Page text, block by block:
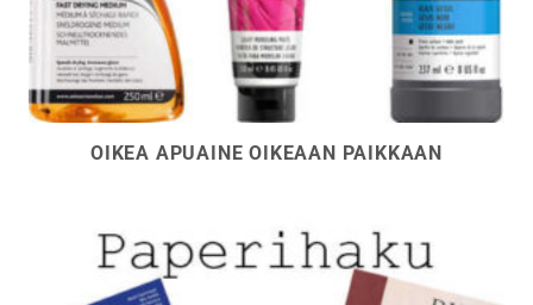
OIKEA APUAINE OIKEAAN PAIKKAAN